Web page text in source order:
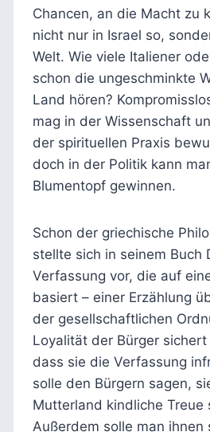
Chancen, an die Macht zu
nicht nur in Israel so,
Welt. Wie viele Italiener
schon die ungeschminkte
Land hören?
mag in der Wissenschaft
der spirituellen Praxis
doch in der Politik kann
Blumentopf gewinnen.
Schon der griechische
stellte sich in seinem Buch
Verfassung vor, die auf
basiert – einer Erzählung
der gesellschaftlichen
Loyalität der Bürger
dass sie die Verfassung
solle den Bürgern sagen,
Mutterland kindliche Treue
Außerdem solle man ihnen